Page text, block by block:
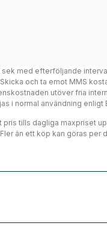
med efterföljande
och ta emot MMS
utöver fria
i normal användning
tills dagliga
än ett köp kan göras